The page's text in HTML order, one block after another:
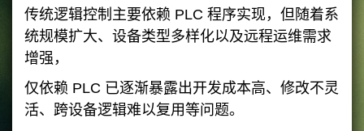
传统逻辑控制主要依赖 PLC 程序实现，但随着系
统规模扩大、设备类型多样化以及远程运维需求
增强，
仅依赖 PLC 已逐渐暴露出开发成本高、修改不灵
活、跨设备逻辑难以复用等问题。